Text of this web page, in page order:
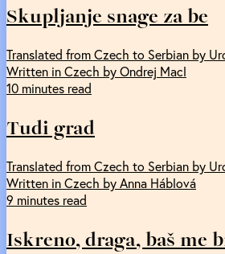
Skupljanje snage za be
Translated from Czech to Serbian by
Written in Czech by Ondrej Macl
10 minutes read
Tudi grad
Translated from Czech to Serbian by
Written in Czech by Anna Háblová
9 minutes read
Iskreno, draga, baš me